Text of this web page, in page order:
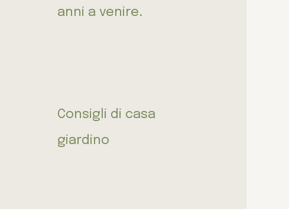
anni a venire.
Consigli di casa
giardino